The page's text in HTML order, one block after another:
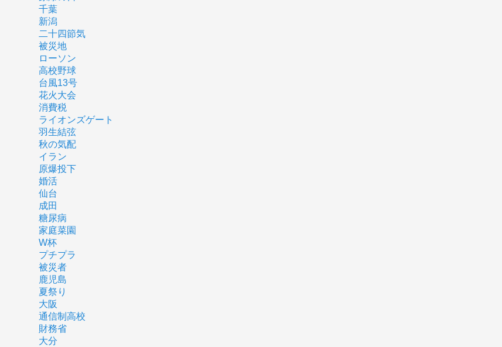
千葉
新潟
二十四節気
被災地
ローソン
高校野球
台風13号
花火大会
消費税
ライオンズゲート
羽生結弦
秋の気配
イラン
原爆投下
婚活
仙台
成田
糖尿病
家庭菜園
W杯
プチプラ
被災者
鹿児島
夏祭り
大阪
通信制高校
財務省
大分